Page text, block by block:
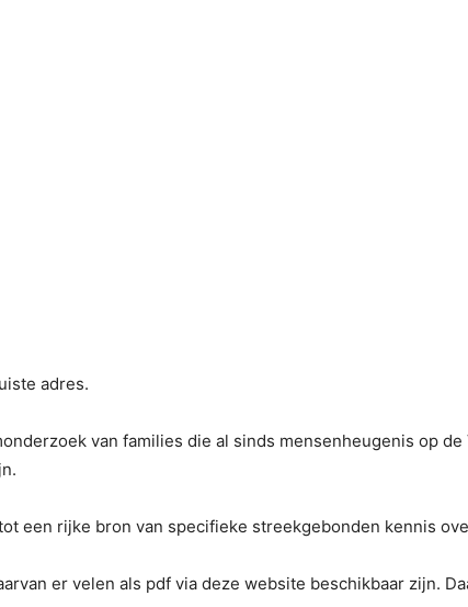
adres.
van families die al sinds mensenheugenis op
een rijke bron van specifieke streekgebonden kennis
er velen als pdf via deze website beschikbaar zijn.